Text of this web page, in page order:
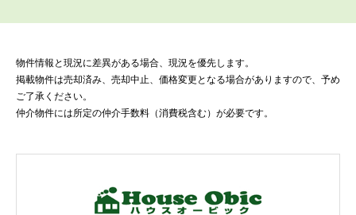
物件情報と現況に差異がある場合、現況を優先します。
掲載物件は売却済み、売却中止、価格変更となる場合がありますので、予め
ご了承ください。
仲介物件には所定の仲介手数料（消費税含む）が必要です。